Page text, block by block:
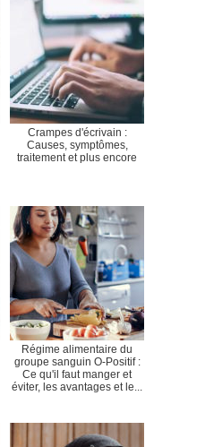
Crampes d'écrivain :
Causes, symptômes,
traitement et plus encore
Régime alimentaire du
groupe sanguin O-Positif :
Ce qu'il faut manger et
éviter, les avantages et le...